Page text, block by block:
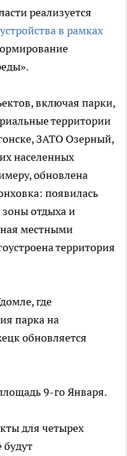
реализуется
в рамках
включая парки,
территории
ЗАТО Озерный,
населенных
обновлена
появилась
отдыха и
местными
территория
где
парка на
обновляется
9-го Января.
для четырех
будут